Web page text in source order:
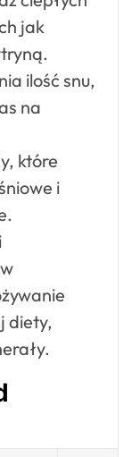
jak
ilość snu,
na
które
i
diety,